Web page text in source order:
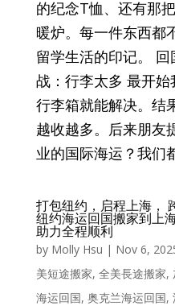
的纪念T恤、还有那
暖炉。每一件东西都
留学生活的印记。
战：行李太多 最开
行李箱就能解决。结
越收越多。后来朋友
业的国际海运？我们
打包纽约，启程上海，
纽约海运回国搬家到上
助力全程顺利
by Molly Hsu | Nov 6,
美短途搬家, 全美長途搬家,
海运回国, 奥克兰海运回国,